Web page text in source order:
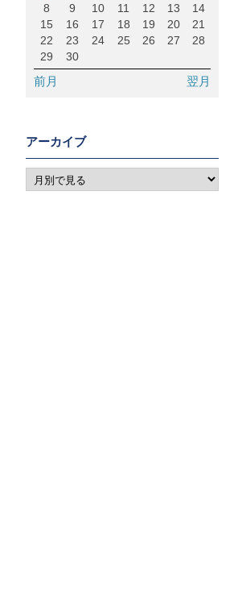
8
9 10 11 12 13
14
15
16 17 18 19 20
21
22
23 24 25 26 27
28
29
30
前月 翌月
アーカイブ